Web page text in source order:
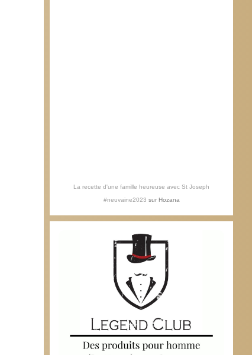
La recette d'une famille heureuse avec St Joseph
#neuvaine2023 sur Hozana